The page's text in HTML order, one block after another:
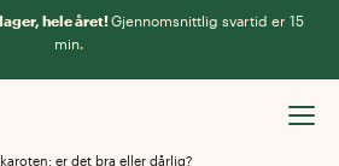
hele året!Gjennomsnittlig svartid er 15
min.
er det bra eller dårlig?